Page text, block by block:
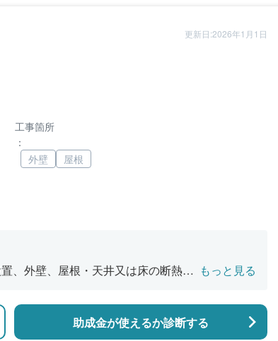
更新日:2026年1月1日
工事箇所
：
外壁
屋根
、外壁、屋根・天井又は床の断熱改 もっと見る
助成金が使えるか診断する